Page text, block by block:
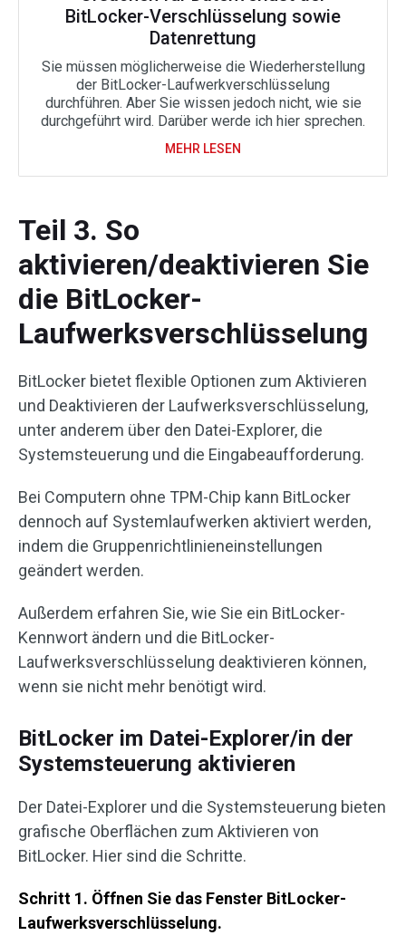
BitLocker-Verschlüsselung sowie
Datenrettung
Sie müssen möglicherweise die Wiederherstellung
der BitLocker-Laufwerkverschlüsselung
durchführen. Aber Sie wissen jedoch nicht, wie sie
durchgeführt wird. Darüber werde ich hier sprechen.
MEHR LESEN
Teil 3. So
aktivieren/deaktivieren Sie
die BitLocker-
Laufwerksverschlüsselung
BitLocker bietet flexible Optionen zum Aktivieren
und Deaktivieren der Laufwerksverschlüsselung,
unter anderem über den Datei-Explorer, die
Systemsteuerung und die Eingabeaufforderung.
Bei Computern ohne TPM-Chip kann BitLocker
dennoch auf Systemlaufwerken aktiviert werden,
indem die Gruppenrichtlinieneinstellungen
geändert werden.
Außerdem erfahren Sie, wie Sie ein BitLocker-
Kennwort ändern und die BitLocker-
Laufwerksverschlüsselung deaktivieren können,
wenn sie nicht mehr benötigt wird.
BitLocker im Datei-Explorer/in der
Systemsteuerung aktivieren
Der Datei-Explorer und die Systemsteuerung bieten
grafische Oberflächen zum Aktivieren von
BitLocker. Hier sind die Schritte.
Schritt 1. Öffnen Sie das Fenster BitLocker-
Laufwerksverschlüsselung.